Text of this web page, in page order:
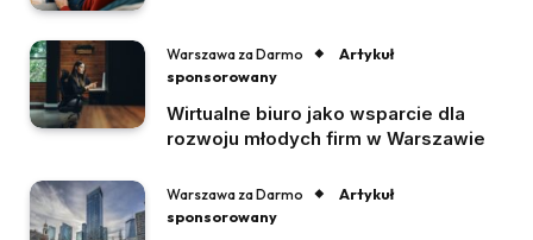
Warszawa za Darmo
Artykuł
sponsorowany
Wirtualne biuro jako wsparcie dla
rozwoju młodych firm w Warszawie
Warszawa za Darmo
Artykuł
sponsorowany